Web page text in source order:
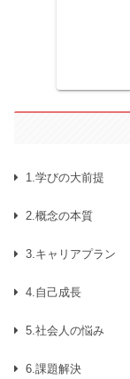
1.学びの大前提
2.概念の本質
3.キャリアプラン
4.自己成長
5.社会人の悩み
6.課題解決